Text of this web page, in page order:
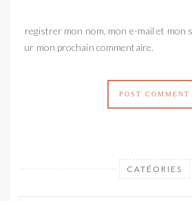
Enregistrer mon nom, mon e-mail et mon
pour mon prochain commentaire.
CATÉORIES